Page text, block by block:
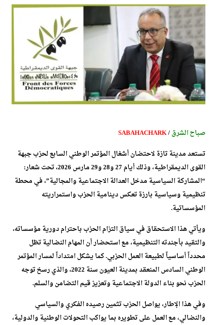
صباح الشرق/
SABAHACHARK
تستعد مدينة تازة لاحتضان أشغال المؤتمر الوطني السابع لحزب جبهة
القوى الديمقراطية، وذلك أيام 27 و28 و29 مارس 2026، تحت شعار:
“المشاركة السياسية مدخل العدالة الاجتماعية والمجالية”، في محطة
تنظيمية وسياسية بارزة تعكس دينامية الحزب واستمراريته
المؤسساتية.
ويأتي هذا الاستحقاق في سياق التزام الحزب باحترام دورية مؤسساته،
والتقيد بأجندته التنظيمية، مع استحضار أن المهام النضالية تظل
محدداً أساسياً لطبيعة العمل الحزبي. كما يشكل امتداداً لمسار المؤتمر
الوطني السادس المنعقد بمدينة العيون سنة 2022، والذي رسخ توجه
الحزب نحو بناء الدولة الاجتماعية وتعزيز قيم التضامن والسلم.
وفي هذا الإطار، يواصل الحزب تثمين رصيده الفكري والسياسي
والنضالي، مع العمل على تطويره بما يواكب التحولات الوطنية والدولية،